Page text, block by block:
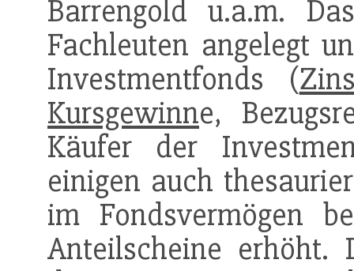
Barrengold u.a.m.
Fachleuten angelegt
Investmentfonds (
Kursgewinne,
Käufer der
einigen auch
im Fondsvermögen
Anteilscheine erhöht.